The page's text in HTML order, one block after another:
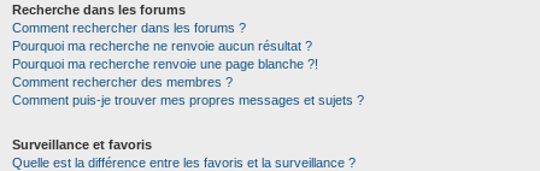
Recherche dans les forums
Comment rechercher dans les forums ?
Pourquoi ma recherche ne renvoie aucun résultat ?
Pourquoi ma recherche renvoie une page blanche ?!
Comment rechercher des membres ?
Comment puis-je trouver mes propres messages et sujets ?
Surveillance et favoris
Quelle est la différence entre les favoris et la surveillance ?